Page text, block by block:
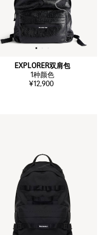
EXPLORER双肩包
1种颜色
¥12,900